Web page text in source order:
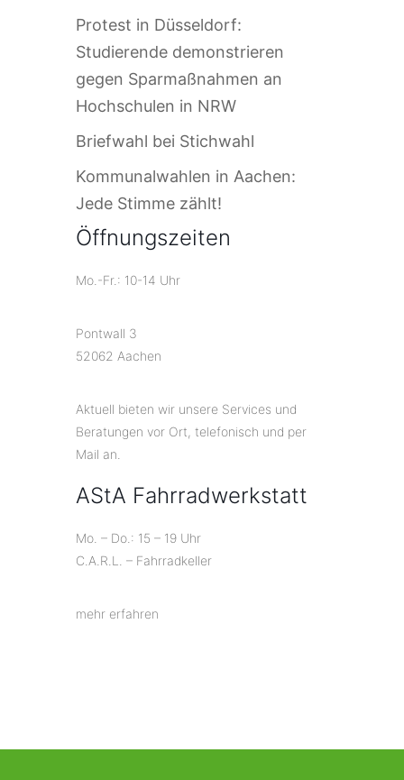
Protest in Düsseldorf:
Studierende demonstrieren
gegen Sparmaßnahmen an
Hochschulen in NRW
Briefwahl bei Stichwahl
Kommunalwahlen in Aachen:
Jede Stimme zählt!
Öffnungszeiten
Mo.-Fr.: 10-14 Uhr
Pontwall 3
52062 Aachen
Aktuell bieten wir unsere Services und
Beratungen vor Ort, telefonisch und per
Mail an.
AStA Fahrradwerkstatt
Mo. – Do.: 15 – 19 Uhr
C.A.R.L. – Fahrradkeller
mehr erfahren